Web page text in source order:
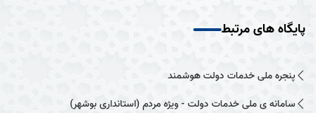
پایگاه های مرتبط
پنجره ملی خدمات دولت هوشمند
سامانه ی ملی خدمات دولت - ویژه مردم (استانداری بوشهر)